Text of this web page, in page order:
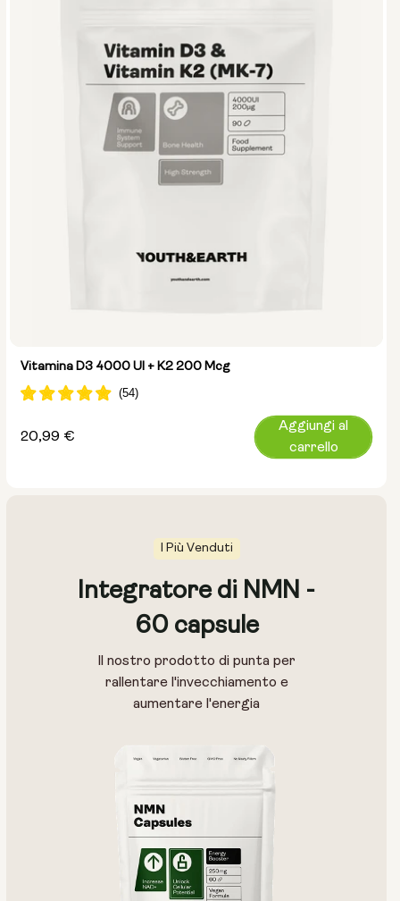
Vitamina D3 4000 UI + K2 200 Mcg
Prezzo
20,99 €
Aggiungi al
carrello
I Più Venduti
Integratore di NMN -
60 capsule
Il nostro prodotto di punta per
rallentare l'invecchiamento e
aumentare l'energia